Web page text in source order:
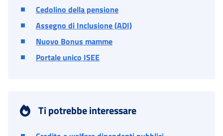
Cedolino della pensione
Assegno di Inclusione (ADI)
Nuovo Bonus mamme
Portale unico ISEE
Ti potrebbe interessare